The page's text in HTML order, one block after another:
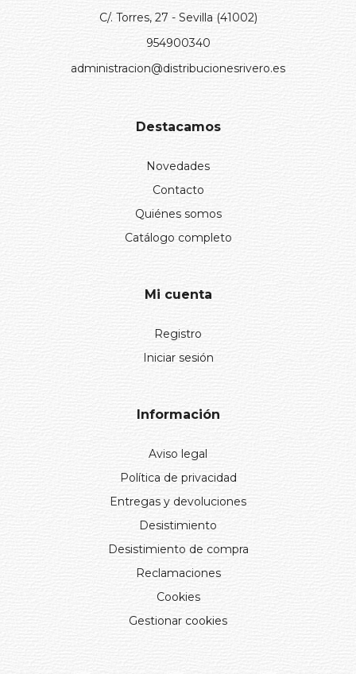
Comprar
C/. Torres, 27 - Sevilla (41002)
954900340
administracion@distribucionesrivero.es
Destacamos
Novedades
Contacto
Catálogo completo
Mi cuenta
Registro
Iniciar sesión
Aviso legal